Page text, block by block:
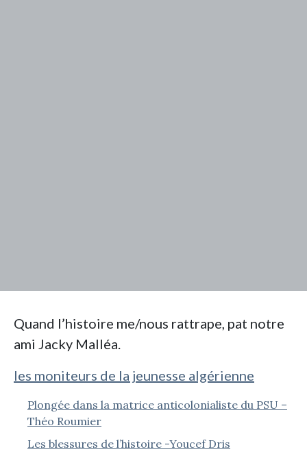
Quand l’histoire me/nous rattrape, pat notre
ami Jacky Malléa.
les moniteurs de la jeunesse algérienne
Plongée dans la matrice anticolonialiste du PSU –
Théo Roumier
Les blessures de l’histoire -Youcef Dris